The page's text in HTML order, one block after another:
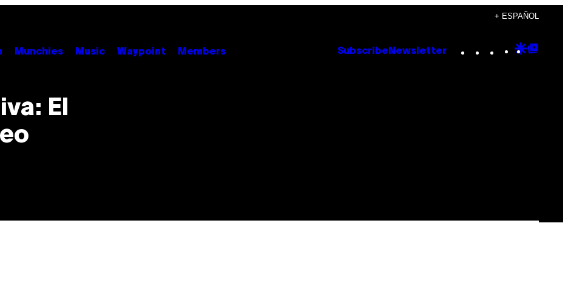
+ ESPAÑOL
Munchies Music Waypoint Members Subscribe Newsletter Instagram
TikTok
YouTube
Google
El